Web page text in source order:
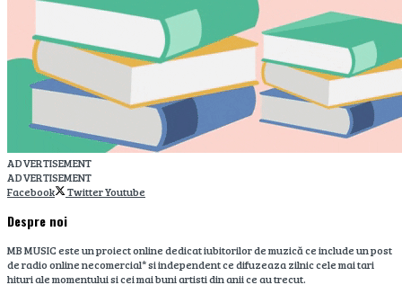
ADVERTISEMENT
ADVERTISEMENT
Facebook
TwitterYoutube
Despre noi
MB MUSIC este un proiect online dedicat iubitorilor de muzică ce include un post
de radio online necomercial* si independent ce difuzeaza zilnic cele mai tari
hituri ale momentului si cei mai buni artisti din anii ce au trecut.